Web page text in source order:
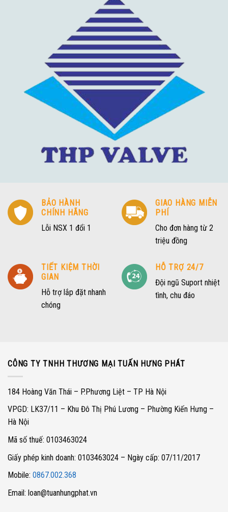
BẢO HÀNH
CHÍNH HÃNG
Lỗi NSX 1 đổi 1
GIAO HÀNG MIỄN
PHÍ
Cho đơn hàng từ 2
triệu đồng
TIẾT KIỆM THỜI
GIAN
Hỗ trợ lắp đặt nhanh
chóng
HỖ TRỢ 24/7
Đội ngũ Suport nhiệt
tình, chu đáo
CÔNG TY TNHH THƯƠNG MẠI TUẤN HƯNG PHÁT
184 Hoàng Văn Thái – P.Phương Liệt – TP Hà Nội
VPGD: LK37/11 – Khu Đô Thị Phú Lương – Phường Kiến Hưng –
Hà Nội
Mã số thuế: 0103463024
Giấy phép kinh doanh: 0103463024 – Ngày cấp: 07/11/2017
Mobile: 0867.002.368
Email: loan@tuanhungphat.vn